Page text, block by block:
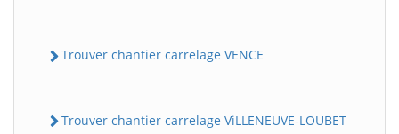
Trouver chantier carrelage VENCE
Trouver chantier carrelage ViLLENEUVE-LOUBET